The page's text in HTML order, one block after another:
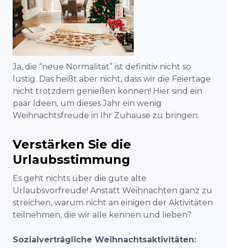
Ja, die “neue Normalität” ist definitiv nicht so
lustig. Das heißt aber nicht, dass wir die Feiertage
nicht trotzdem genießen können! Hier sind ein
paar Ideen, um dieses Jahr ein wenig
Weihnachtsfreude in Ihr Zuhause zu bringen.
Verstärken Sie die
Urlaubsstimmung
Es geht nichts über die gute alte
Urlaubsvorfreude! Anstatt Weihnachten ganz zu
streichen, warum nicht an einigen der Aktivitäten
teilnehmen, die wir alle kennen und lieben?
Sozialverträgliche Weihnachtsaktivitäten: